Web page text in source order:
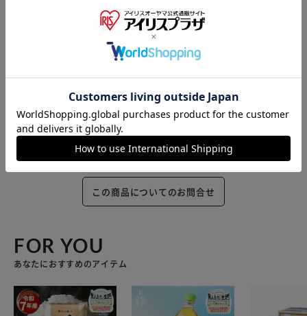
※別配送となりましても別途送料が発生することはございま
※製品は予告なく仕様を変更する場合がございます。あらか
じめご了承ください。
この商品についてのお問合せ
FOR YOU
あなたにおすすめのアイテム